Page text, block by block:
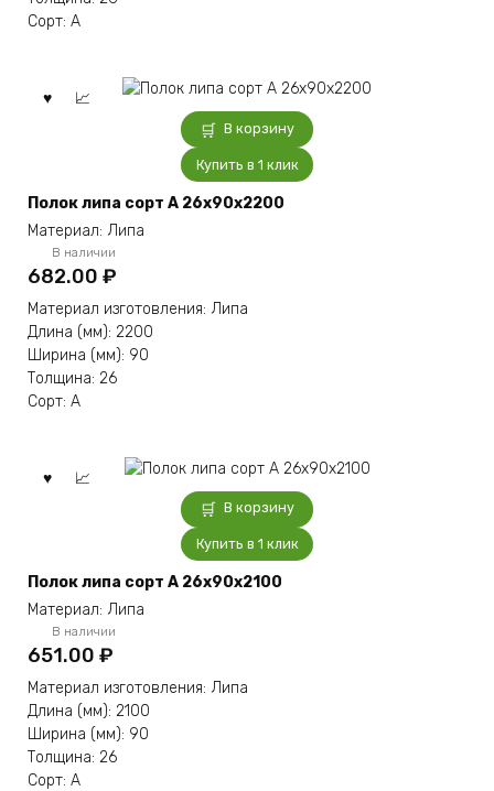
Сорт: А
В корзину
Купить в 1 клик
Полок липа сорт А 26x90x2200
Материал: Липа
В наличии
682.00 ₽
Материал изготовления: Липа
Длина (мм): 2200
Ширина (мм): 90
Толщина: 26
Сорт: А
В корзину
Купить в 1 клик
Полок липа сорт А 26x90x2100
Материал: Липа
В наличии
651.00 ₽
Материал изготовления: Липа
Длина (мм): 2100
Ширина (мм): 90
Толщина: 26
Сорт: А